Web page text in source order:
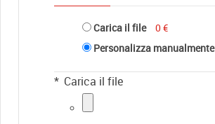
Carica il file
0 €
Personalizza manualmente
* Carica il file